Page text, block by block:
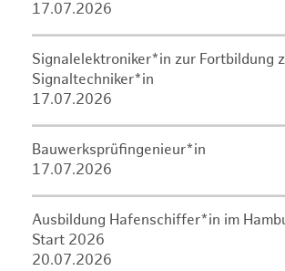
17.07.2026
Signalelektroniker*in zur Fortbildung
Signaltechniker*in
17.07.2026
Bauwerksprüfingenieur*in
17.07.2026
Ausbildung Hafenschiffer*in im
Start 2026
20.07.2026